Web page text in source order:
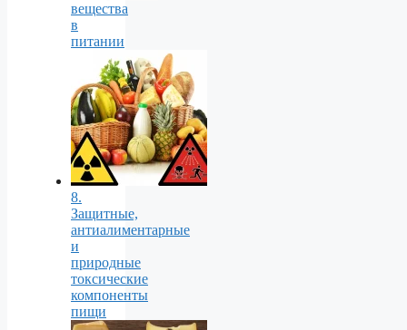
вещества
в
питании
8.
Защитные,
антиалиментарные
и
природные
токсические
компоненты
пищи